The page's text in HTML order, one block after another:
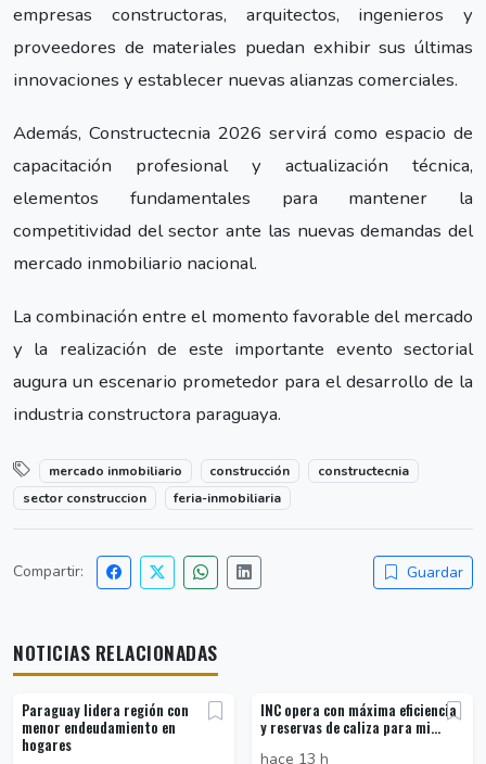
empresas constructoras, arquitectos, ingenieros y
proveedores de materiales puedan exhibir sus últimas
innovaciones y establecer nuevas alianzas comerciales.
Además, Constructecnia 2026 servirá como espacio de
capacitación profesional y actualización técnica,
elementos fundamentales para mantener la
competitividad del sector ante las nuevas demandas del
mercado inmobiliario nacional.
La combinación entre el momento favorable del mercado
y la realización de este importante evento sectorial
augura un escenario prometedor para el desarrollo de la
industria constructora paraguaya.
mercado inmobiliario construcción
constructecnia
sector construccion
feria-inmobiliaria
Compartir: Guardar
NOTICIAS RELACIONADAS
Paraguay lidera región con
menor endeudamiento en
hogares
INC opera con máxima eficiencia
y reservas de caliza para mi...
hace 13 h